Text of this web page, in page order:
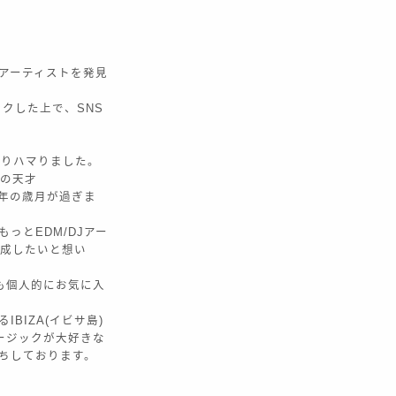
ーティストを発見
した上で、SNS
ハマりました。
天才
の歳月が過ぎま
っとEDM/DJアー
したいと想い
人的にお気に入
IBIZA(イビサ島)
ジックが大好きな
しております。